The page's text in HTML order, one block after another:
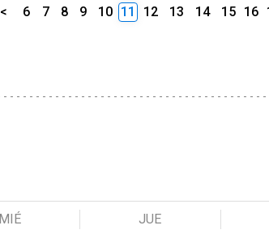
< 6 7 8 9 10 11 12 13 14 15 16
MIÉ JUE